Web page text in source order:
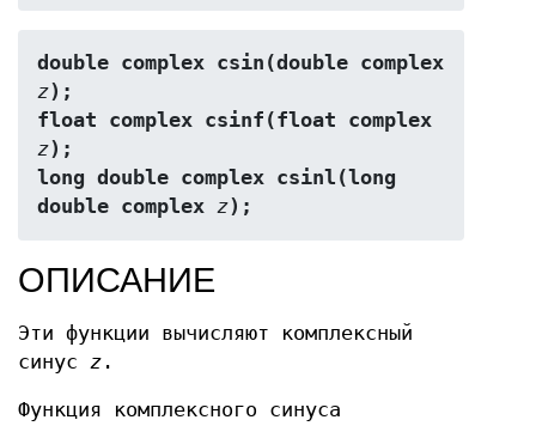
z);
z);
long double complex csinl(long
double complex z);
ОПИСАНИЕ
Эти функции вычисляют комплексный
синус z .
Функция комплексного синуса